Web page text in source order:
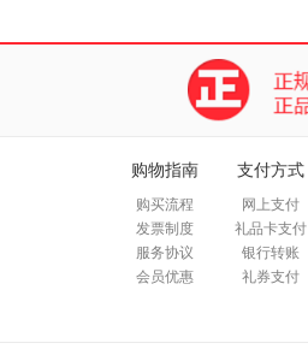
购物指南
购买流程
发票制度
服务协议
会员优惠
支付方式
网上支付
礼品卡支付
银行转账
礼券支付